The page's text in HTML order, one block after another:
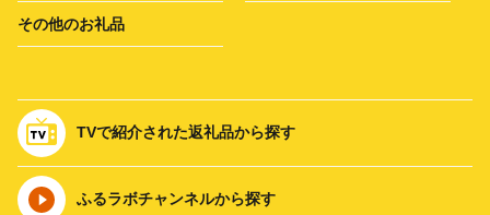
その他のお礼品
TVで紹介された返礼品から探す
ふるラボチャンネルから探す